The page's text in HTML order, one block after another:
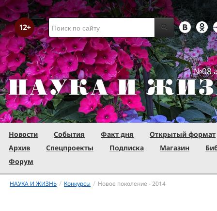
№08
Новости События Факт дня
Открытый формат
Архив
Спецпроекты Подписка Магазин
Форум
НАУКА И ЖИЗНЬ / Конкурсы / Новое поколение - 2014